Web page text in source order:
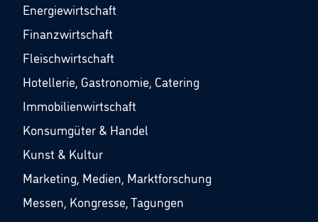
Energiewirtschaft
Finanzwirtschaft
Fleischwirtschaft
Hotellerie, Gastronomie, Catering
Immobilienwirtschaft
Konsumgüter & Handel
Kunst & Kultur
Marketing, Medien, Marktforschung
Messen, Kongresse, Tagungen